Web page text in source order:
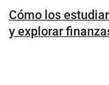
Cómo los
y explorar